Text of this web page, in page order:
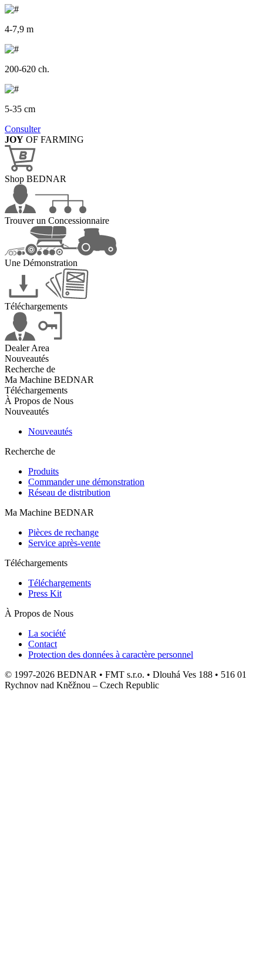
4-7,9 m
200-620 ch.
5-35 cm
Consulter
JOY OF FARMING
Shop BEDNAR
Trouver un Concessionnaire
Une Démonstration
Téléchargements
Dealer Area
Nouveautés
Recherche de
Ma Machine BEDNAR
Téléchargements
À Propos de Nous
Nouveautés
Nouveautés
Recherche de
Produits
Commander une démonstration
Réseau de distribution
Ma Machine BEDNAR
Pièces de rechange
Service après-vente
Téléchargements
Téléchargements
Press Kit
À Propos de Nous
La société
Contact
Protection des données à caractère personnel
© 1997-2026 BEDNAR • FMT s.r.o. • Dlouhá Ves 188 • 516 01
Rychnov nad Kněžnou – Czech Republic